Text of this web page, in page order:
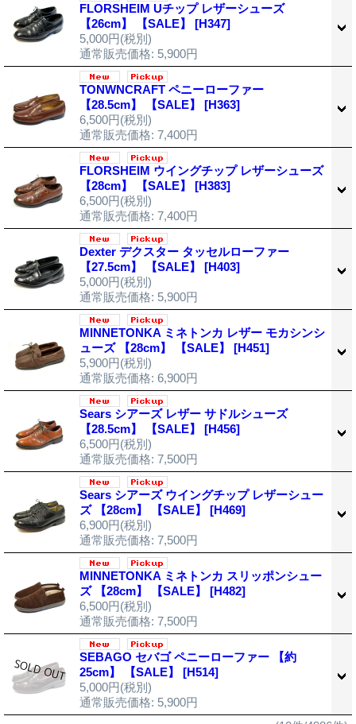
FLORSHEIM Uチップ レザーシューズ
【26cm】 【SALE】 [H347]
5,000円(税別)
通常販売価格: 5,900円
TONWNCRAFT ペニーローファー
【28.5cm】 【SALE】 [H363]
6,500円(税別)
通常販売価格: 7,400円
FLORSHEIM ウイングチップ レザーシューズ
【28cm】 【SALE】 [H383]
6,500円(税別)
通常販売価格: 7,400円
Dexter デクスター タッセルローファー
【27.5cm】 【SALE】 [H403]
5,000円(税別)
通常販売価格: 5,900円
MINNETONKA ミネトンカ レザー モカシンシ
ューズ 【28cm】 【SALE】 [H451]
5,900円(税別)
通常販売価格: 6,900円
Sears シアーズ レザー サドルシューズ
【28.5cm】 【SALE】 [H456]
6,500円(税別)
通常販売価格: 7,500円
Sears シアーズ ウイングチップ レザーシュー
ズ 【28cm】 【SALE】 [H469]
6,900円(税別)
通常販売価格: 7,500円
MINNETONKA ミネトンカ スリッポンシュー
ズ 【28cm】 【SALE】 [H482]
6,500円(税別)
通常販売価格: 7,500円
SEBAGO セバゴ ペニーローファー 【約
25cm】 【SALE】 [H514]
5,000円(税別)
通常販売価格: 5,900円